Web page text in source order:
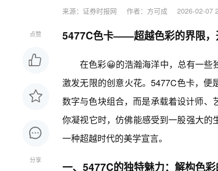
来源：证券时报网 作者：方可成 2026-02-07
点赞
分享
5477C色卡——超越色彩的界限，
在色彩😀的浩瀚海洋中，总有一些
激发无限的创意火花。5477C色卡，
数字与色块组合，而是承载着设计师
你凝视它时，仿佛能感受到一股强大
一种超越时代的美学宣言。
一、5477C的独特魅力：解构色